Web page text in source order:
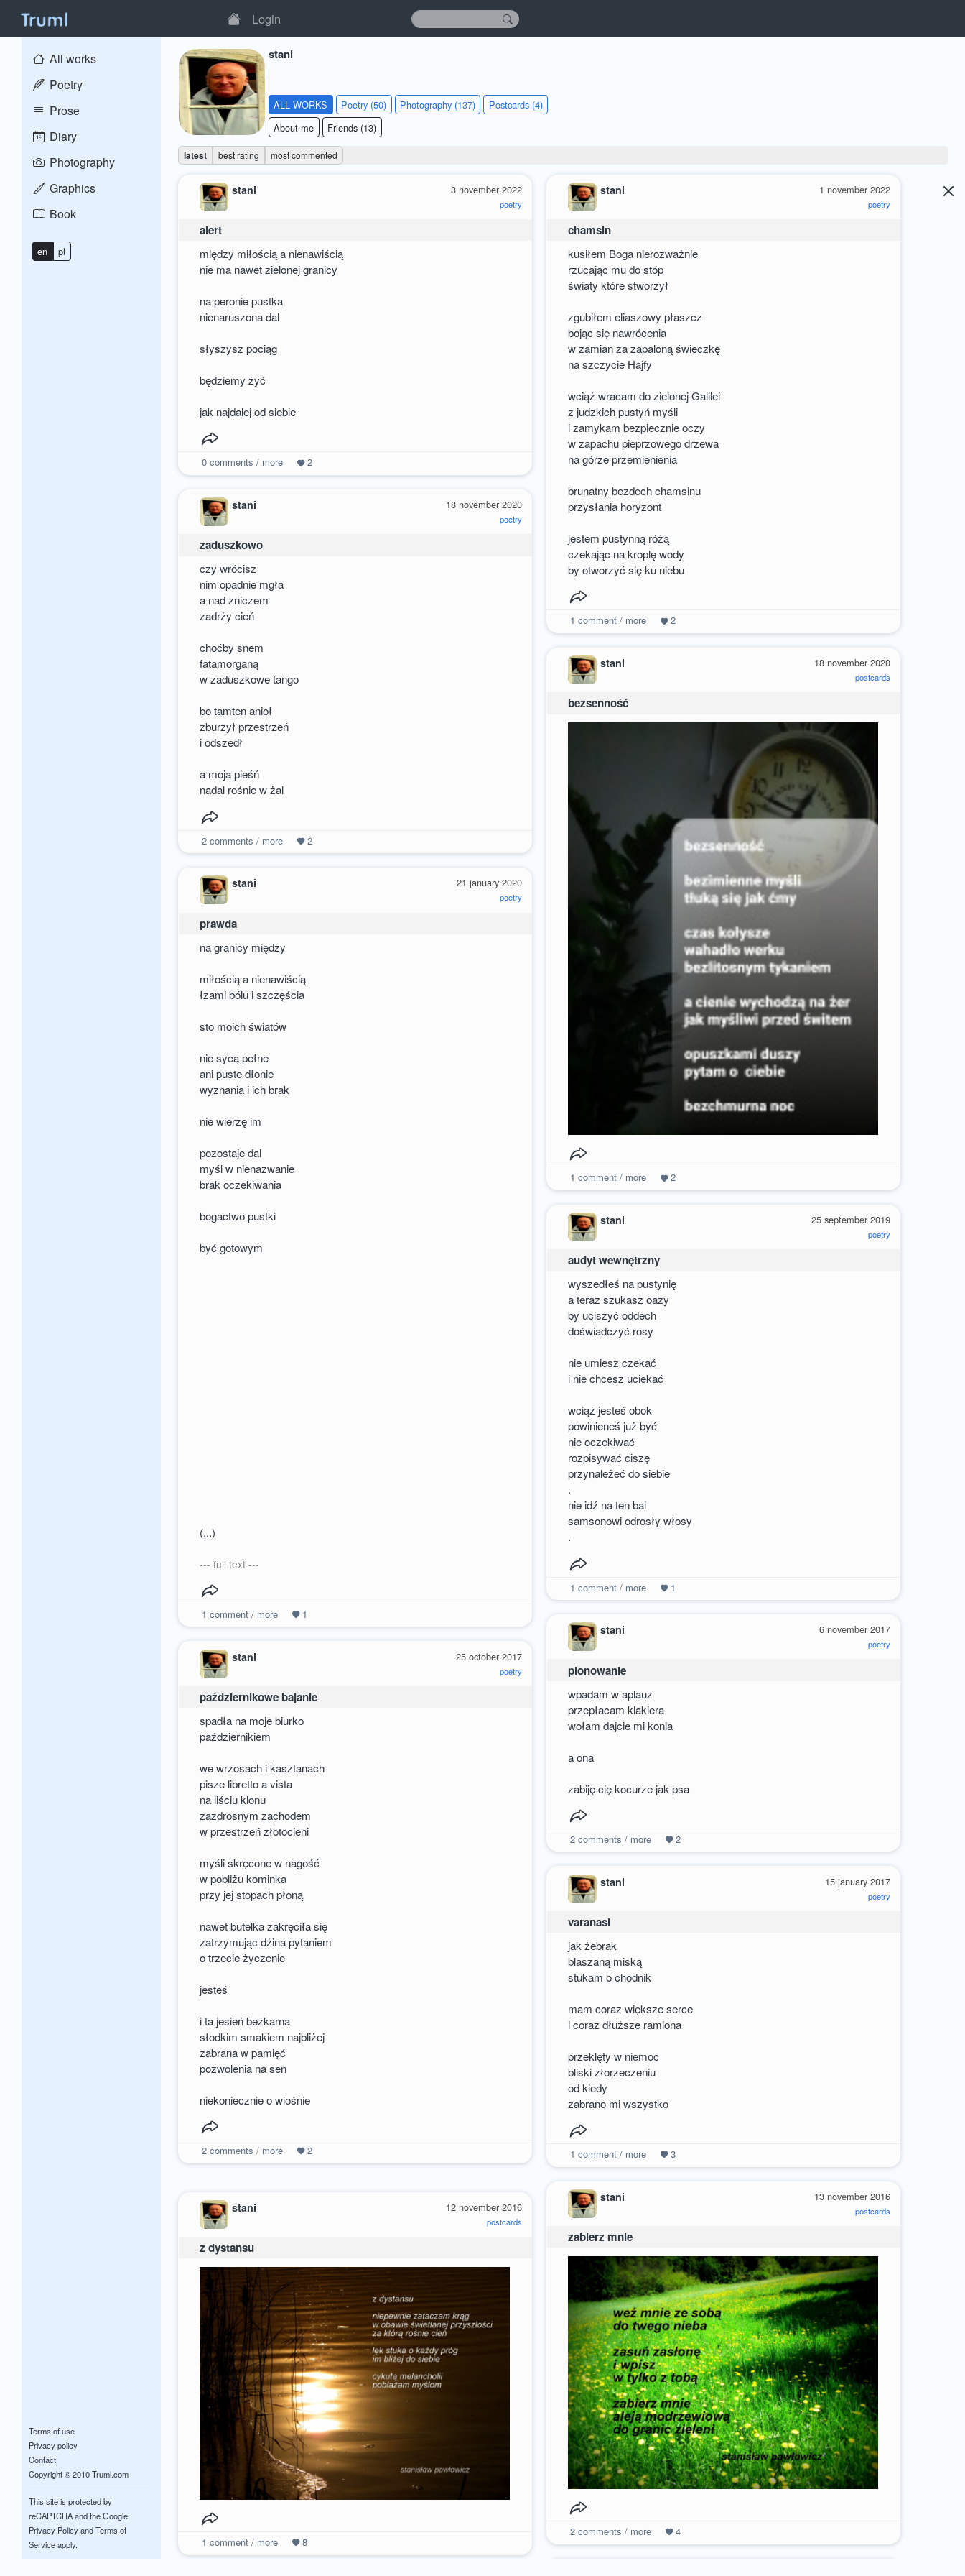
Login
All works
Poetry
Prose
Diary
Photography
Graphics
Book
en pl
Terms of use
Privacy policy
Contact
Copyright © 2010 Truml.com
This site is protected by
reCAPTCHA and the Google
Privacy PolicyandTerms of
Serviceapply.
stani
ALL WORKS Poetry (50) Photography (137)
Postcards (4)
About me
Friends (13)
latest best rating most commented
3 november 2022
poetry
stani
alert
między miłością a nienawiścią
nie ma nawet zielonej granicy
na peronie pustka
nienaruszona dal
słyszysz pociąg
będziemy żyć
jak najdalej od siebie
0comments / more 2
1 november 2022
poetry
stani
chamsin
kusiłem Boga nierozważnie
rzucając mu do stóp
światy które stworzył
zgubiłem eliaszowy płaszcz
bojąc się nawrócenia
w zamian za zapaloną świeczkę
na szczycie Hajfy
wciąż wracam do zielonej Galilei
z judzkich pustyń myśli
i zamykam bezpiecznie oczy
w zapachu pieprzowego drzewa
na górze przemienienia
brunatny bezdech chamsinu
przysłania horyzont
jestem pustynną różą
czekając na kroplę wody
by otworzyć się ku niebu
1 comment / more 2
18 november 2020
poetry
stani
zaduszkowo
czy wrócisz
nim opadnie mgła
a nad zniczem
zadrży cień
choćby snem
fatamorganą
w zaduszkowe tango
bo tamten anioł
zburzył przestrzeń
i odszedł
a moja pieśń
nadal rośnie w żal
2comments / more 2
18 november 2020
postcards
stani
bezsenność
1 comment / more 2
21 january 2020
poetry
stani
prawda
na granicy między
miłością a nienawiścią
łzami bólu i szczęścia
sto moich światów
nie sycą pełne
ani puste dłonie
wyznania i ich brak
nie wierzę im
pozostaje dal
myśl w nienazwanie
brak oczekiwania
bogactwo pustki
być gotowym
(...)
--- full text ---
1 comment / more 1
25 september 2019
poetry
stani
audyt wewnętrzny
wyszedłeś na pustynię
a teraz szukasz oazy
by uciszyć oddech
doświadczyć rosy
nie umiesz czekać
i nie chcesz uciekać
wciąż jesteś obok
powinieneś już być
nie oczekiwać
rozpisywać ciszę
przynależeć do siebie
.
nie idź na ten bal
samsonowi odrosły włosy
.
1 comment / more 1
6 november 2017
poetry
stani
pionowanie
wpadam w aplauz
przepłacam klakiera
wołam dajcie mi konia
a ona
zabiję cię kocurze jak psa
2comments / more 2
25 october 2017
poetry
stani
październikowe bajanie
spadła na moje biurko
październikiem
we wrzosach i kasztanach
pisze libretto a vista
na liściu klonu
zazdrosnym zachodem
w przestrzeń złotocieni
myśli skręcone w nagość
w pobliżu kominka
przy jej stopach płoną
nawet butelka zakręciła się
zatrzymując dżina pytaniem
o trzecie życzenie
jesteś
i ta jesień bezkarna
słodkim smakiem najbliżej
zabrana w pamięć
pozwolenia na sen
niekoniecznie o wiośnie
2comments / more 2
15 january 2017
poetry
stani
varanasi
jak żebrak
blaszaną miską
stukam o chodnik
mam coraz większe serce
i coraz dłuższe ramiona
przeklęty w niemoc
bliski złorzeczeniu
od kiedy
zabrano mi wszystko
1 comment / more 3
13 november 2016
postcards
stani
zabierz mnie
2comments / more 4
12 november 2016
postcards
stani
z dystansu
1 comment / more 8